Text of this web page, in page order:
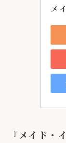
メ
『メイド・